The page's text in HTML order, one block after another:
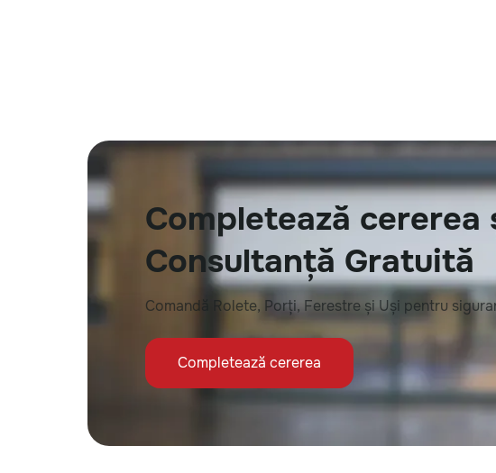
Completează cererea
Consultanță Gratuită
Comandă Rolete, Porți, Ferestre și Uși pentru
Completează cererea